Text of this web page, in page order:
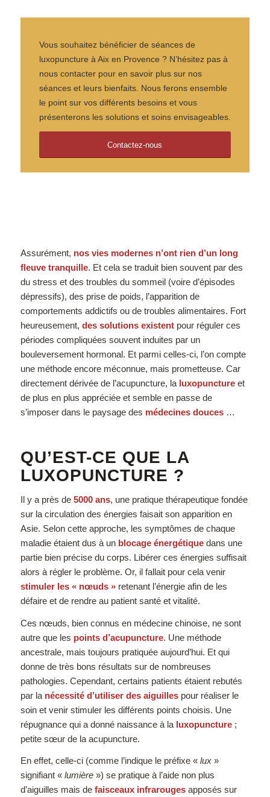
Vous souhaitez bénéficier de séances de
luxopuncture à Aix en Provence ? N’hésitez pas à
nous contacter pour en savoir plus sur nos
séances et leurs bienfaits. Nous ferons ensemble
le point sur vos différents besoins et vous
présenterons les solutions et soins envisageables.
Contactez-nous
Assurément, nos vies modernes n’ont rien d’un long
fleuve tranquille. Et cela se traduit bien souvent par des
du stress et des troubles du sommeil (voire d’épisodes
dépressifs), des prise de poids, l’apparition de
comportements addictifs ou de troubles alimentaires. Fort
heureusement, des solutions existentpour réguler ces
périodes compliquées souvent induites par un
bouleversement hormonal. Et parmi celles-ci, l’on compte
une méthode encore méconnue, mais prometteuse. Car
directement dérivée de l’acupuncture, la luxopunctureet
de plus en plus appréciée et semble en passe de
s’imposer dans le paysage des médecines douces…
QU’EST-CE QUE LA
LUXOPUNCTURE ?
Il y a près de 5000 ans, une pratique thérapeutique fondée
sur la circulation des énergies faisait son apparition en
Asie. Selon cette approche, les symptômes de chaque
maladie étaient dus à un blocage énergétiquedans une
partie bien précise du corps. Libérer ces énergies suffisait
alors à régler le problème. Or, il fallait pour cela venir
stimuler les « nœuds »retenant l’énergie afin de les
défaire et de rendre au patient santé et vitalité.
Ces nœuds, bien connus en médecine chinoise, ne sont
autre que les points d’acupuncture. Une méthode
ancestrale, mais toujours pratiquée aujourd’hui. Et qui
donne de très bons résultats sur de nombreuses
pathologies. Cependant, certains patients étaient rebutés
par la nécessité d’utiliser des aiguillespour réaliser le
soin et venir stimuler les différents points choisis. Une
répugnance qui a donné naissance à la luxopuncture ;
petite sœur de la acupuncture.
En effet, celle-ci (comme l’indique le préfixe « lux »
signifiant « lumière ») se pratique à l’aide non plus
d’aiguilles mais de faisceaux infrarougesapposés sur